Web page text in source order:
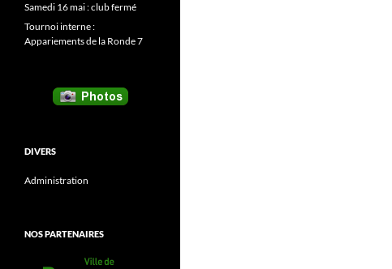
Samedi 16 mai : club fermé
Tournoi interne :
Appariements de la Ronde 7
DIVERS
Administration
NOS PARTENAIRES